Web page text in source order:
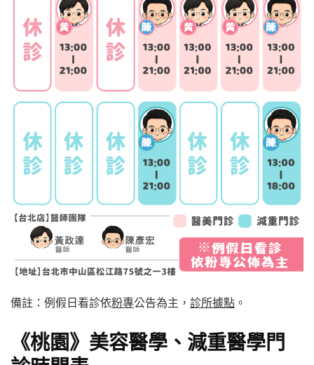
備註：例假日看診依粉專公告為主， 診所據點 。
《桃園》美容醫學、減重醫學門